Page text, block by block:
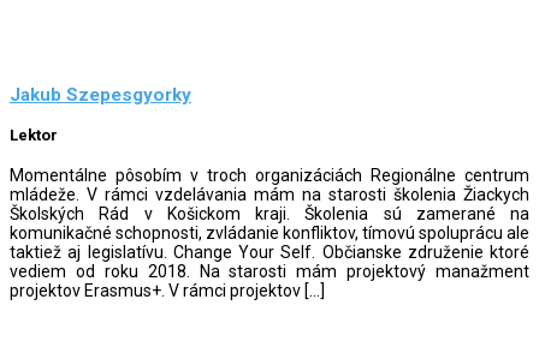
Jakub Szepesgyorky
Lektor
Momentálne pôsobím v troch organizáciách Regionálne centrum
mládeže. V rámci vzdelávania mám na starosti školenia Žiackych
Školských Rád v Košickom kraji. Školenia sú zamerané na
komunikačné schopnosti, zvládanie konfliktov, tímovú spoluprácu ale
taktiež aj legislatívu. Change Your Self. Občianske združenie ktoré
vediem od roku 2018. Na starosti mám projektový manažment
projektov Erasmus+. V rámci projektov […]